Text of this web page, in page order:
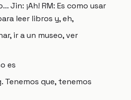
Jin: ¡Ah! RM: Es como usar
leer libros y, eh,
ir a un museo, ver
es
Tenemos que, tenemos